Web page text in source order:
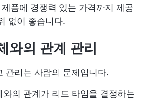
품에 경쟁력 있는 가격까지 제공
없이 좋습니다.
와의 관계 관리
관리는 사람의 문제입니다.
와의 관계가 리드 타임을 결정하는